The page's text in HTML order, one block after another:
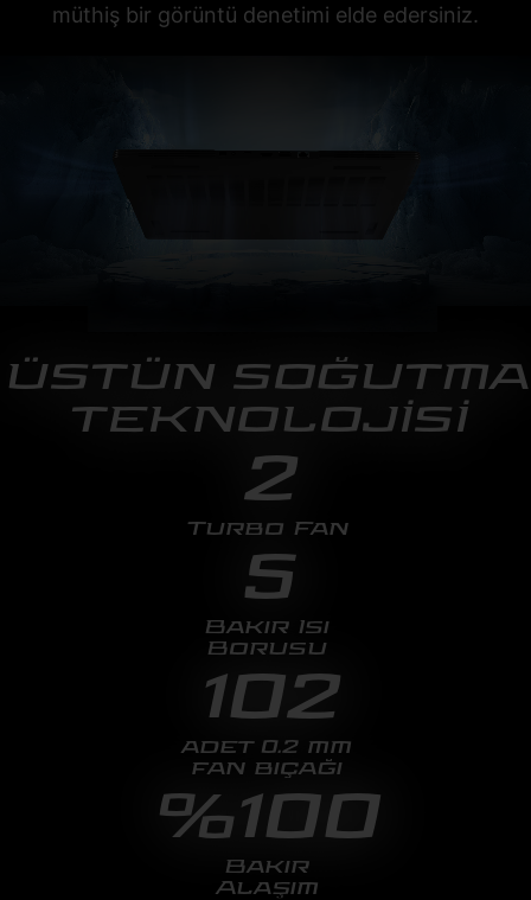
müthiş bir görüntü denetimi elde edersiniz.
ÜSTÜN SOĞUTMA
TEKNOLOJİSİ
2
Turbo Fan
5
Bakır Isı
Borusu
102
adet 0.2 mm
fan bıçağı
%100
Bakır
Alaşım